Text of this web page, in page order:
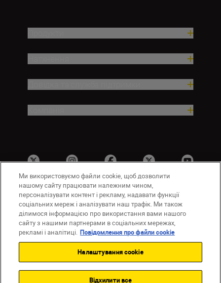
UA Сайти Nikon
Зв’язатися з нами
Політика конфіденційності
Умови використання
Повідомлення про файли cookie
Налаштування Cookie
Ми використовуємо файли cookie, щоб дозволити
нашому сайту працювати належним чином,
персоналізувати контент і рекламу, надавати функції
соціальних мереж і аналізувати наш трафік. Ми також
ділимося інформацією про використання вами нашого
сайту з нашими партнерами в соціальних мережах,
рекламі і аналітиці. Повідомлення про файли cookie
Налаштування cookie
Відхилити все